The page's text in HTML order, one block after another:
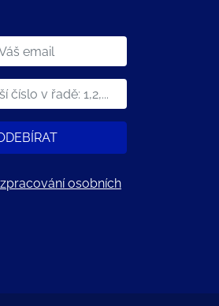
osobních